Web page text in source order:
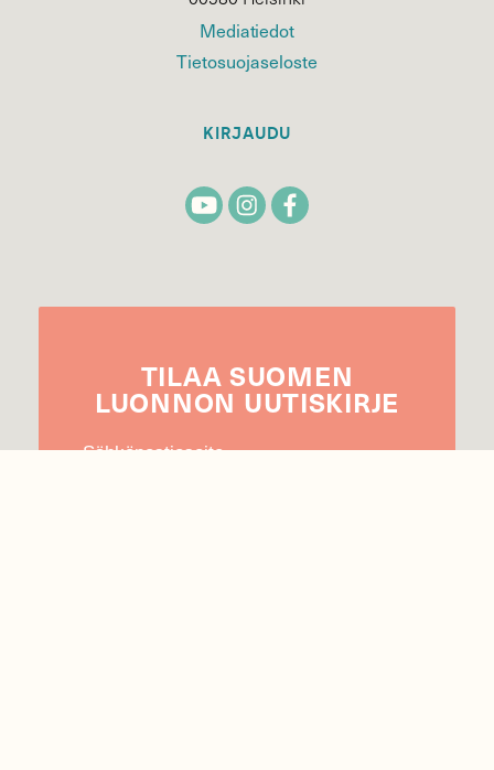
Mediatiedot
Tietosuojaseloste
KIRJAUDU
TILAA SUOMEN
LUONNON UUTIS­KIRJE
Sähköpostiosoite